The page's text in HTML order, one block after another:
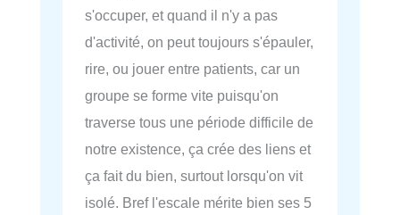
s'occuper, et quand il n'y a pas
d'activité, on peut toujours s'épauler,
rire, ou jouer entre patients, car un
groupe se forme vite puisqu'on
traverse tous une période difficile de
notre existence, ça crée des liens et
ça fait du bien, surtout lorsqu'on vit
isolé. Bref l'escale mérite bien ses 5